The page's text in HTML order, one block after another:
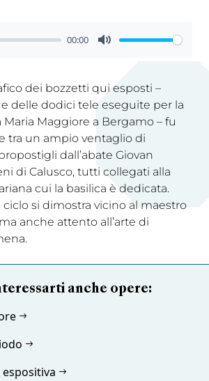
00:00
dei bozzetti qui esposti –
delle dodici tele eseguite per la
Maria Maggiore a Bergamo – fu
tra un ampio ventaglio di
dall’abate Giovan
di Calusco, tutti collegati alla
cui la basilica è dedicata.
si dimostra vicino al maestro
anche attento all’arte di
anche opere:
espositiva